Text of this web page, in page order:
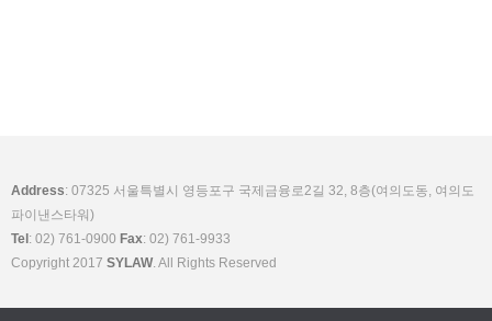
Address: 07325 서울특별시 영등포구 국제금융로2길 32, 8층(여의도동, 여의도
파이낸스타워)
Tel : 02) 761-0900 Fax: 02) 761-9933
Copyright 2017 SYLAW. All Rights Reserved